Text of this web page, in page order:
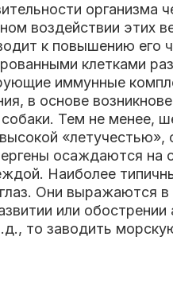
воздействии этих
к повышению его
клетками
иммунные
в основе
Тем не менее,
осаждаются на
Наиболее
Они выражаются
или
то заводить